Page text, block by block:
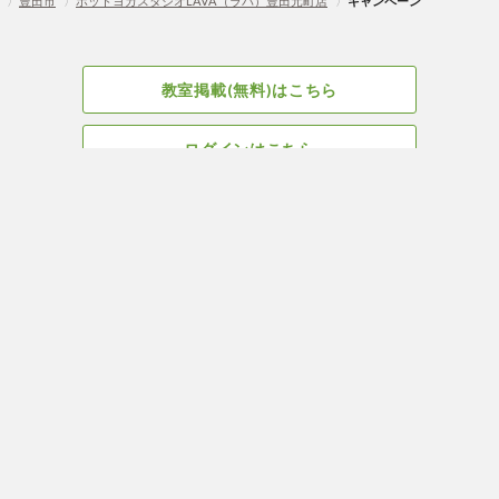
教室掲載(無料)はこちら
ログインはこちら